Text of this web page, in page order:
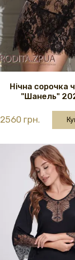
Нічна сорочка
"Шанель"
2560 грн.